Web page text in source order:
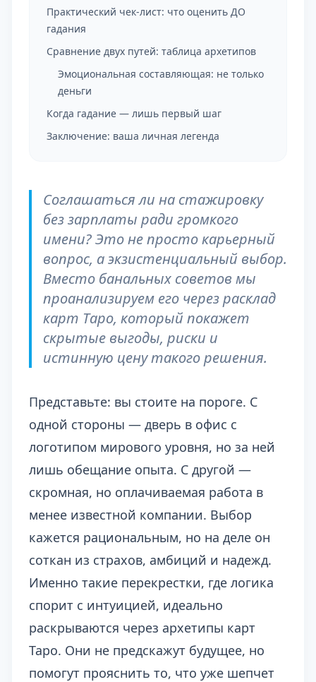
Практический чек-лист: что оценить ДО
гадания
Сравнение двух путей: таблица архетипов
Эмоциональная составляющая: не только
деньги
Когда гадание — лишь первый шаг
Заключение: ваша личная легенда
Соглашаться ли на стажировку
без зарплаты ради громкого
имени? Это не просто карьерный
вопрос, а экзистенциальный выбор.
Вместо банальных советов мы
проанализируем его через расклад
карт Таро, который покажет
скрытые выгоды, риски и
истинную цену такого решения.
Представьте: вы стоите на пороге. С
одной стороны — дверь в офис с
логотипом мирового уровня, но за ней
лишь обещание опыта. С другой —
скромная, но оплачиваемая работа в
менее известной компании. Выбор
кажется рациональным, но на деле он
соткан из страхов, амбиций и надежд.
Именно такие перекрестки, где логика
спорит с интуицией, идеально
раскрываются через архетипы карт
Таро. Они не предскажут будущее, но
помогут прояснить то, что уже шепчет